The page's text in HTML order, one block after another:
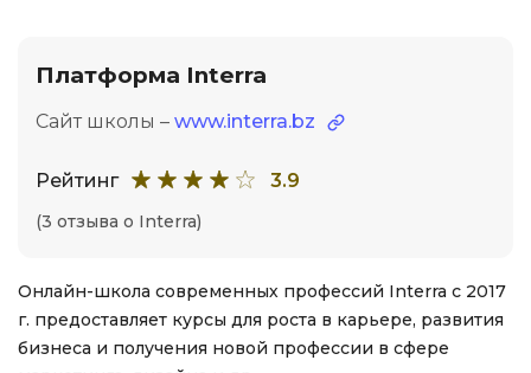
Платформа Interra
Сайт школы – www.interra.bz
Рейтинг 3.9
(3 отзыва о Interra)
Онлайн-школа современных профессий Interra с 2017
г. предоставляет курсы для роста в карьере, развития
бизнеса и получения новой профессии в сфере